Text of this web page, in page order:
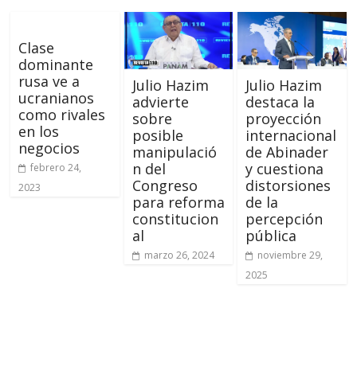
Clase
dominante
rusa ve a
ucranianos
como rivales
en los
negocios
febrero 24,
2023
Julio Hazim
advierte
sobre
posible
manipulació
n del
Congreso
para reforma
constitucion
al
marzo 26, 2024
Julio Hazim
destaca la
proyección
internacional
de Abinader
y cuestiona
distorsiones
de la
percepción
pública
noviembre 29,
2025